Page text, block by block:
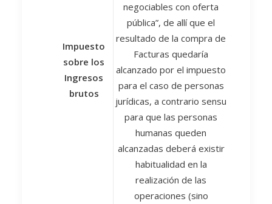
Impuesto
sobre los
Ingresos
brutos
negociables con oferta
pública”, de allí que el
resultado de la compra de
Facturas quedaría
alcanzado por el impuesto
para el caso de personas
jurídicas, a contrario sensu
para que las personas
humanas queden
alcanzadas deberá existir
habitualidad en la
realización de las
operaciones (sino